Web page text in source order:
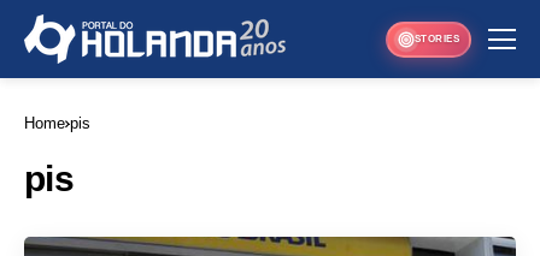
STORIES
Home pis
pis